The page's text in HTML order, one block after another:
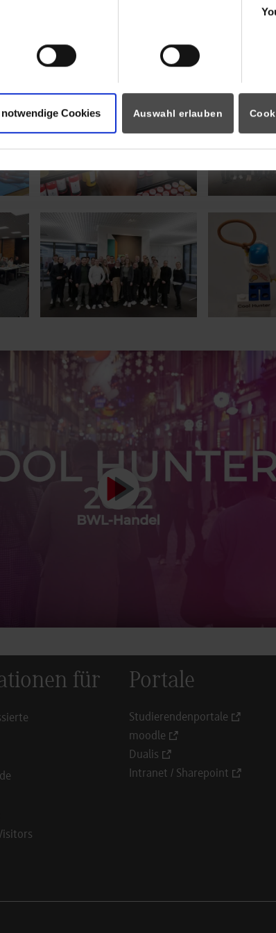
Cookies Auswahl erlauben
Show larger version for: Show larger
Show larger
für Portale
Studierendenportale
moodle
Dualis
Intranet / Sharepoint